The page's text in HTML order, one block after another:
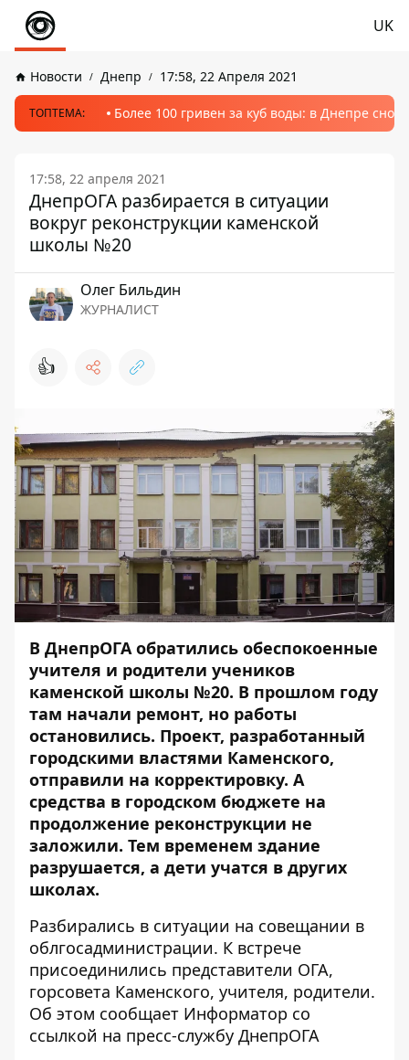
UK
Новости Днепр 17:58, 22 Апреля 2021
ТОПТЕМА: Более 100 гривен за куб воды: в Днепре
17:58, 22 апреля 2021
ДнепрОГА разбирается в ситуации
вокруг реконструкции каменской
школы №20
Олег Бильдин
ЖУРНАЛИСТ
👍
В ДнепрОГА обратились обеспокоенные
учителя и родители учеников
каменской школы №20. В прошлом году
там начали ремонт, но работы
остановились. Проект, разработанный
городскими властями Каменского,
отправили на корректировку. А
средства в городском бюджете на
продолжение реконструкции не
заложили. Тем временем здание
разрушается, а дети учатся в других
школах.
Разбирались в ситуации на совещании в
облгосадминистрации. К встрече
присоединились представители ОГА,
горсовета Каменского, учителя, родители.
Об этом сообщает Информатор со
ссылкой на пресс-службу ДнепрОГА